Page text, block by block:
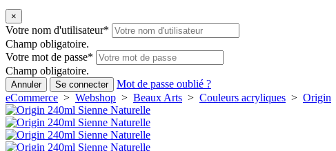
×
Votre nom d'utilisateur*
Champ obligatoire.
Votre mot de passe*
Champ obligatoire.
Annuler Se connecter
Mot de passe oublié ?
eCommerce > Webshop > Beaux Arts > Couleurs acryliques > Origin